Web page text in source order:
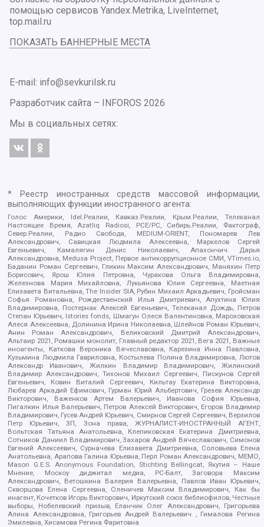
помощью сервисов Yandex.Metrika, LiveInternet,
top.mail.ru
ПОКАЗАТЬ БАННЕРНЫЕ МЕСТА
E-mail: info@sevkurilsk.ru
Разработчик сайта –
INFOROS 2026
Мы в социальных сетях:
* Реестр иностранных средств массовой информации,
выполняющих функции иностранного агента:
Голос Америки, Idel.Реалии, Кавказ.Реалии, Крым.Реалии, Телеканал
Настоящее Время, Azatliq Radiosi, PCE/PC, Сибирь.Реалии, Фактограф,
Север.Реалии, Радио Свобода, MEDIUM-ORIENT, Пономарев Лев
Александрович, Савицкая Людмила Алексеевна, Маркелов Сергей
Евгеньевич, Камалягин Денис Николаевич, Апахончич Дарья
Александровна, Medusa Project, Первое антикоррупционное СМИ, VTimes.io,
Баданин Роман Сергеевич, Гликин Максим Александрович, Маняхин Петр
Борисович, Ярош Юлия Петровна, Чуракова Ольга Владимировна,
Железнова Мария Михайловна, Лукьянова Юлия Сергеевна, Маетная
Елизавета Витальевна, The Insider SIA, Рубин Михаил Аркадьевич, Гройсман
Софья Романовна, Рождественский Илья Дмитриевич, Апухтина Юлия
Владимировна, Постернак Алексей Евгеньевич, Телеканал Дождь, Петров
Степан Юрьевич, Istories fonds, Шмагун Олеся Валентиновна, Мароховская
Алеся Алексеевна, Долинина Ирина Николаевна, Шлейнов Роман Юрьевич,
Анин Роман Александрович, Великовский Дмитрий Александрович,
Альтаир 2021, Ромашки монолит, Главный редактор 2021, Вега 2021, Важные
иноагенты, Каткова Вероника Вячеславовна, Карезина Инна Павловна,
Кузьмина Людмила Гавриловна, Костылева Полина Владимировна, Лютов
Александр Иванович, Жилкин Владимир Владимирович, Жилинский
Владимир Александрович, Тихонов Михаил Сергеевич, Пискунов Сергей
Евгеньевич, Ковин Виталий Сергеевич, Кильтау Екатерина Викторовна,
Любарев Аркадий Ефимович, Гурман Юрий Альбертович, Грезев Александр
Викторович, Важенков Артем Валерьевич, Иванова София Юрьевна,
Пигалкин Илья Валерьевич, Петров Алексей Викторович, Егоров Владимир
Владимирович, Гусев Андрей Юрьевич, Смирнов Сергей Сергеевич, Верзилов
Петр Юрьевич, ЗП, Зона права, ЖУРНАЛИСТ-ИНОСТРАННЫЙ АГЕНТ,
Вольтская Татьяна Анатольевна, Клепиковская Екатерина Дмитриевна,
Сотников Даниил Владимирович, Захаров Андрей Вячеславович, Симонов
Евгений Алексеевич, Сурначева Елизавета Дмитриевна, Соловьева Елена
Анатольевна, Арапова Галина Юрьевна, Перл Роман Александрович, МЕМО,
Mason G.E.S. Anonymous Foundation, Stichting Bellingcat, Якутия – Наше
Мнение, Москоу диджитал медиа, РС-Балт, Заговора Максим
Александрович, Ветошкина Валерия Валерьевна, Павлов Иван Юрьевич,
Скворцова Елена Сергеевна, Оленичев Максим Владимирович, Как бы
инагент, Кочетков Игорь Викторович, Иркутский союз библиофилов, Честные
выборы, Нобелевский призыв, Еланчик Олег Александрович, Григорьева
Алина Александровна, Григорьев Андрей Валерьевич , Гималова Регина
Эмилевна, Хисамова Регина Фаритовна